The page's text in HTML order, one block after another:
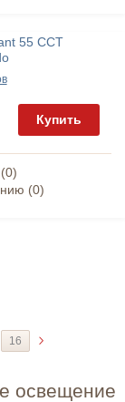
55 CCT
Купить
0)
(0)
16
освещение